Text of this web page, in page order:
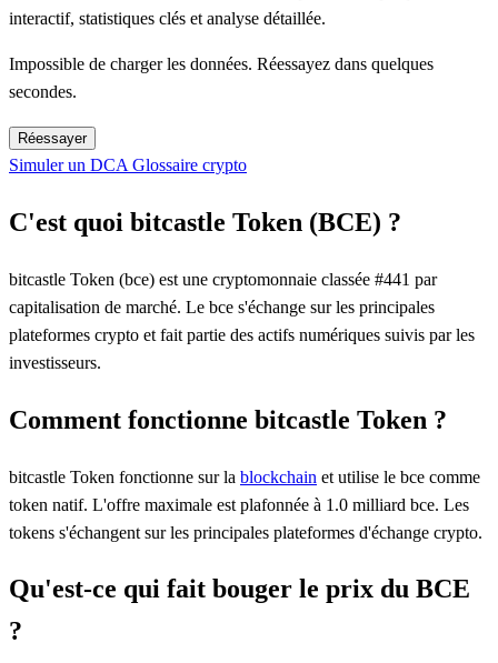
interactif, statistiques clés et analyse détaillée.
Impossible de charger les données. Réessayez dans quelques
secondes.
Réessayer
Simuler un DCA Glossaire crypto
C'est quoi bitcastle Token (BCE) ?
bitcastle Token (bce) est une cryptomonnaie classée #441 par
capitalisation de marché. Le bce s'échange sur les principales
plateformes crypto et fait partie des actifs numériques suivis par les
investisseurs.
Comment fonctionne bitcastle Token ?
bitcastle Token fonctionne sur la blockchain et utilise le bce comme
token natif. L'offre maximale est plafonnée à 1.0 milliard bce. Les
tokens s'échangent sur les principales plateformes d'échange crypto.
Qu'est-ce qui fait bouger le prix du BCE
?